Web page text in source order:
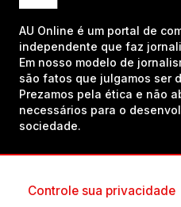
AU Online é um portal de
independente que faz
Em nosso modelo de
são fatos que julgamos ser
Prezamos pela ética e não
necessários para o
sociedade.
Controle sua privacidade